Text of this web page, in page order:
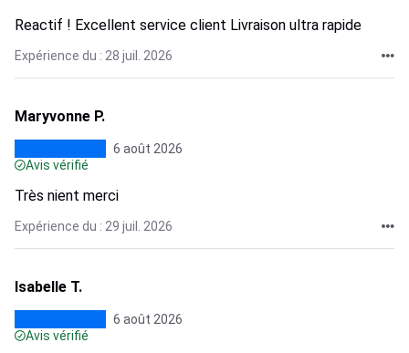
Reactif ! Excellent service client Livraison ultra rapide
Expérience du : 28 juil. 2026
Maryvonne P.
6 août 2026
Avis vérifié
Très nient merci
Expérience du : 29 juil. 2026
Isabelle T.
6 août 2026
Avis vérifié